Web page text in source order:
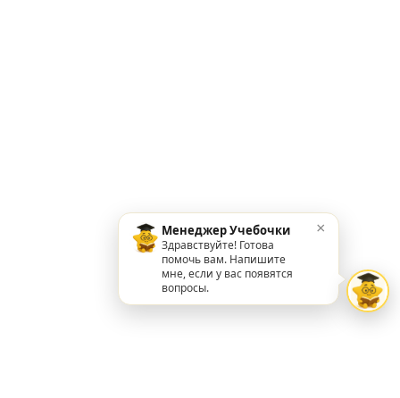
Менеджер Учебочки
Здравствуйте! Готова
помочь вам. Напишите
мне, если у вас появятся
вопросы.
×